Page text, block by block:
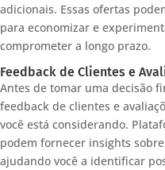
adicionais. Essas ofertas
para economizar e
comprometer a longo prazo.
Feedback de Clientes e
Antes de tomar uma decisão
feedback de clientes e
você está considerando.
podem fornecer insights
ajudando você a identificar